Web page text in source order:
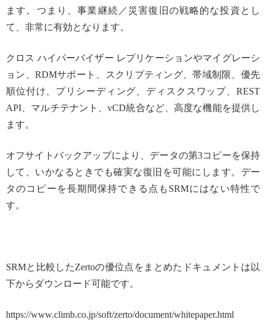
ます。つまり、事業継続／災害復旧の戦略的な投資とし
て、非常に有効となります。
クロス ハイパーバイザー レプリケーションやマイグレーシ
ョン、RDMサポート、スクリプティング、帯域制限、優先
順位付け、プリシーディング、ディスクスワップ、REST
API、マルチテナント、vCD統合など、高度な機能を提供し
ます。
オフサイトバックアップにより、データの第3コピーを保持
して、いかなるときでも確実な復旧を可能にします。デー
タのコピーを長期間保持できる点もSRMにはない特性で
す。
SRMと比較したZertoの優位点をまとめたドキュメントは以
下からダウンロード可能です。
https://www.climb.co.jp/soft/zerto/document/whitepaper.html